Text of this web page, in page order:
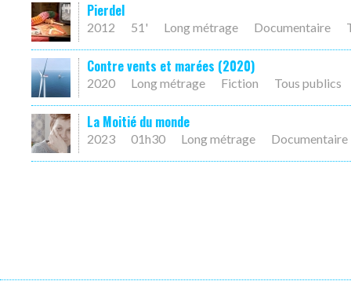
Pierdel
2012 51' Long métrage Documentaire
Contre vents et marées (2020)
2020 Long métrage Fiction Tous publics
La Moitié du monde
2023 01h30 Long métrage Documentaire